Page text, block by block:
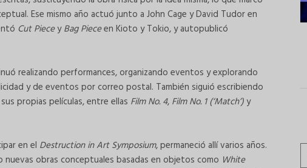
Ese mismo año actuó junto a John Cage y David Tudor en
Cut PieceyBag Pieceen Kioto y Tokio, y autopublicó
realizando performances, organizando eventos y explorando
y de eventos por correo postal. También siguió escribiendo
propias películas, entre ellas Film No. 4, Film No. 1 (‘Match’)y
en el Destruction in Art Symposium, permaneció allí varios años.
nuevas obras conceptuales basadas en objetos como White